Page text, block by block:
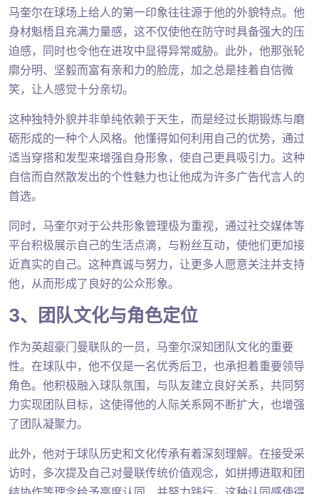
马奎尔在球场上给人的第一印象往往源于他的外貌特点。他
身材魁梧且充满力量感，这不仅使他在防守时具备强大的压
迫感，同时也令他在进攻中显得异常威胁。此外，他那张轮
廓分明、坚毅而富有亲和力的脸庞，加之总是挂着自信微
笑，让人感觉十分亲切。
这种独特外貌并非单纯依赖于天生，而是经过长期锻炼与磨
砺形成的一种个人风格。他懂得如何利用自己的优势，通过
适当穿搭和发型来增强自身形象，使自己更具吸引力。这种
自信而自然散发出的个性魅力也让他成为许多广告代言人的
首选。
同时，马奎尔对于公共形象管理极为重视，通过社交媒体等
平台积极展示自己的生活点滴，与粉丝互动，使他们更加接
近真实的自己。这种真诚与努力，让更多人愿意关注并支持
他，从而形成了良好的公众形象。
3、团队文化与角色定位
作为英超豪门曼联队的一员，马奎尔深知团队文化的重要
性。在球队中，他不仅是一名优秀后卫，也承担着重要领导
角色。他积极融入球队氛围，与队友建立良好关系，共同努
力实现团队目标，这使得他的人际关系网不断扩大，也增强
了团队凝聚力。
此外，他对于球队历史和文化传承有着深刻理解。在接受采
访时，多次提及自己对曼联传统价值观念，如拼搏进取和团